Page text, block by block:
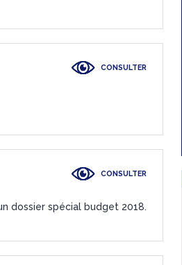
CONSULTER
CONSULTER
dossier spécial budget 2018.